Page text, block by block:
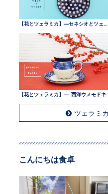
ツェラミ
こんにちは食卓